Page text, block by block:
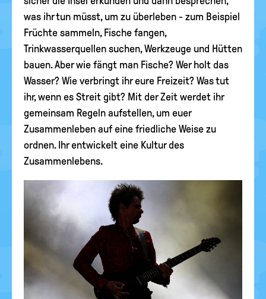
was ihr tun müsst, um zu überleben - zum Beispiel
Früchte sammeln, Fische fangen,
Trinkwasserquellen suchen, Werkzeuge und Hütten
bauen. Aber wie fängt man Fische? Wer holt das
Wasser? Wie verbringt ihr eure Freizeit? Was tut
ihr, wenn es Streit gibt? Mit der Zeit werdet ihr
gemeinsam Regeln aufstellen, um euer
Zusammenleben auf eine friedliche Weise zu
ordnen. Ihr entwickelt eine Kultur des
Zusammenlebens.